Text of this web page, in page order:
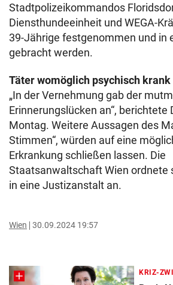
Stadtpolizeikommandos
Diensthundeeinheit und WEGA-
39-Jährige festgenommen und in
gebracht werden.
Täter womöglich psychisch krank
„In der Vernehmung gab der
Erinnerungslücken an“, berichtete
Montag. Weitere Aussagen des
Stimmen“, würden auf eine
Erkrankung schließen lassen. Die
Staatsanwaltschaft Wien ordnete
in eine Justizanstalt an.
Wien 30.09.2024 19:57
KRIZ-